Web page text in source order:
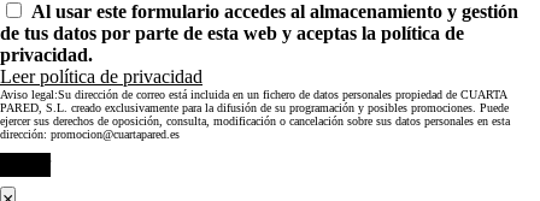
Al usar este formulario accedes al almacenamiento y gestión
de tus datos por parte de esta web y aceptas la política de
privacidad.
Leer política de privacidad
Aviso legal:Su dirección de correo está incluida en un fichero de datos personales propiedad de CUARTA
PARED, S.L. creado exclusivamente para la difusión de su programación y posibles promociones. Puede
ejercer sus derechos de oposición, consulta, modificación o cancelación sobre sus datos personales en esta
dirección: promocion@cuartapared.es